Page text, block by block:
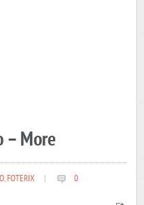
– More
,FOTERIX 0